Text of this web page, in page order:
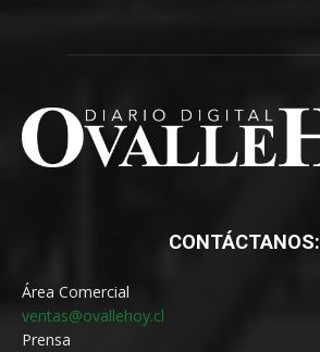
CONTÁCTANOS:
Área Comercial
ventas@ovallehoy.cl
Prensa